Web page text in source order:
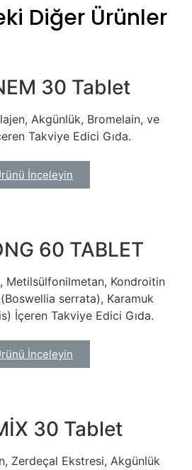
Diğer Ürünler
30 Tablet
Akgünlük, Bromelain, ve
Takviye Edici Gıda.
İnceleyin
60 TABLET
Metilsülfonilmetan, Kondroitin
serrata), Karamuk
İçeren Takviye Edici Gıda.
İnceleyin
30 Tablet
Zerdeçal Ekstresi, Akgünlük